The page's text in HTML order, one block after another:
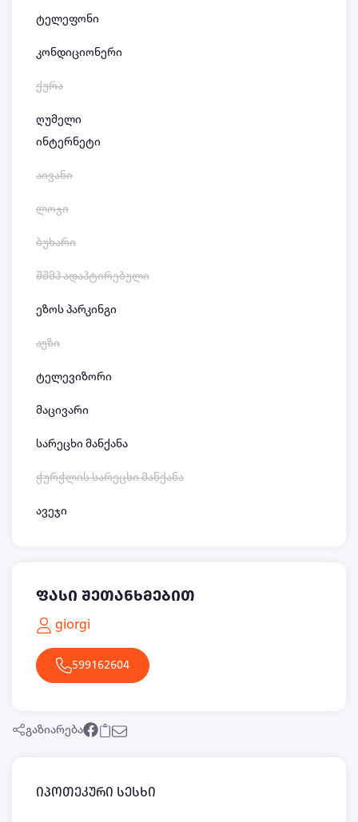
ტელეფონი
კონდიციონერი
ქურა
ღუმელი
ინტერნეტი
აივანი
ლოჯი
ბუხარი
შშმპ ადაპტირებული
ეზოს პარკინგი
აუზი
ტელევიზორი
მაცივარი
სარეცხი მანქანა
ჭურჭლის სარეცხი მანქანა
ავეჯი
ფასი შეთანხმებით
giorgi
599162604
გაზიარება
იპოთეკური სესხი